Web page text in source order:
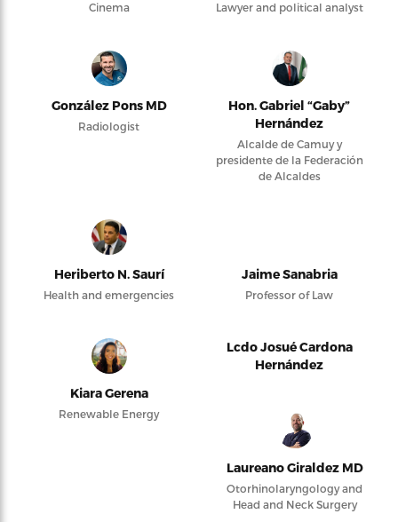
Cinema Lawyer and political analyst
González Pons MD
Radiologist
Hon. Gabriel “Gaby”
Hernández
Alcalde de Camuy y
presidente de la Federación
de Alcaldes
Heriberto N. Saurí
Health and emergencies
Jaime Sanabria
Professor of Law
Kiara Gerena
Renewable Energy
Lcdo Josué Cardona
Hernández
Laureano Giraldez MD
Otorhinolaryngology and
Head and Neck Surgery